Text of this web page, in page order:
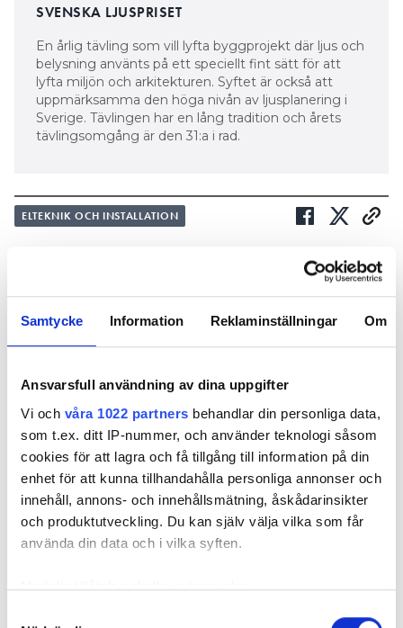
Samtycke Information Reklaminställningar Om
Ansvarsfull användning av dina uppgifter
Vi och våra 1022 partners behandlar din personliga data,
som t.ex. ditt IP-nummer, och använder teknologi såsom
cookies för att lagra och få tillgång till information på din
enhet för att kunna tillhandahålla personliga annonser och
innehåll, annons- och innehållsmätning, åskådarinsikter
och produktutveckling. Du kan själv välja vilka som får
använda din data och i vilka syften.
Med din tillåtelse skulle vi även vilja:
SVENSKA LJUSPRISET
En årlig tävling som vill lyfta byggprojekt där ljus och
belysning använts på ett speciellt fint sätt för att
lyfta miljön och arkitekturen. Syftet är också att
uppmärksamma den höga nivån av ljusplanering i
Sverige. Tävlingen har en lång ­tradition och årets
tävlingsomgång är den 31:a i rad.
ELTEKNIK OCH INSTALLATION
och bevakningar rakt ner i inkorgen